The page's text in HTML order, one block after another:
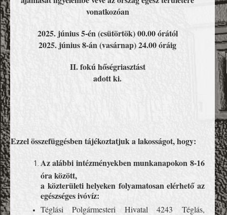
vonatkozóan
2025. június 5-én (csütörtök) 00.00 órától
2025. június 8-án (vasárnap) 24.00 óráig
II. fokú hőségriasztást
adott ki.
Ezzel összefüggésben tájékoztatjuk a lakosságot, hogy:
Az alábbi intézményekben munkanapokon 8-16
óra között,
a közterületi helyeken folyamatosan elérhető az
egészséges ivóvíz:
Téglási Polgármesteri Hivatal 4243 Téglás,